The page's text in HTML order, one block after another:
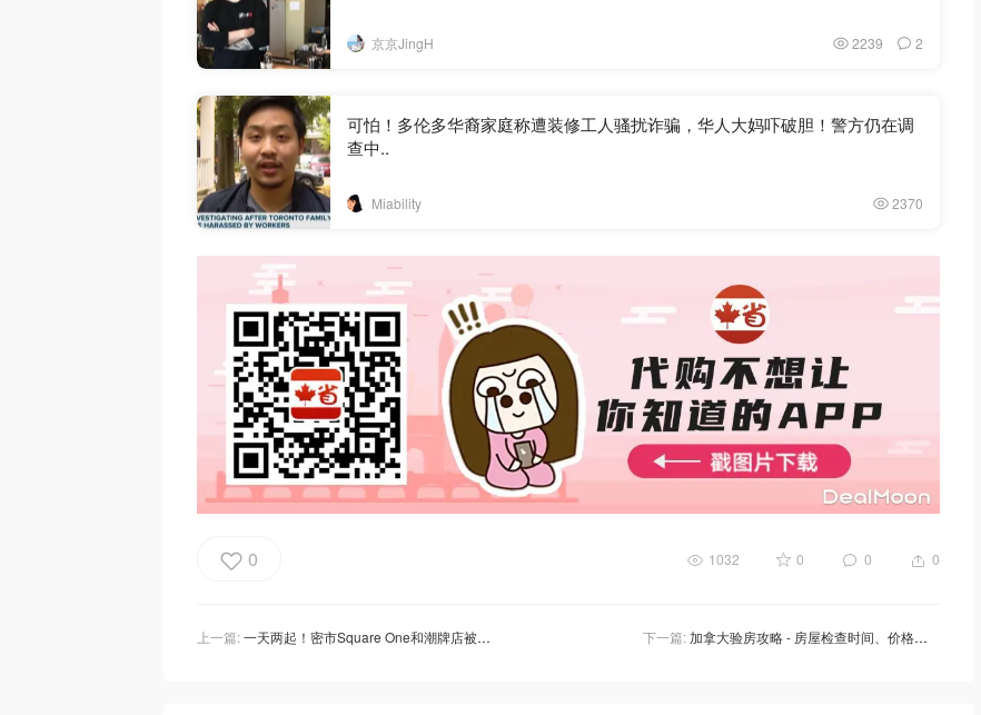
京京JingH 2239 2
可怕！多伦多华裔家庭称遭装修工人骚扰诈骗，华人大妈吓破胆！警方仍在调
查中..
Miability 2370
0 1032 0 0 0
上一篇:一天两起！密市Square One和潮牌店被“0元购”！疯狂抢东西，还用斧头砸碎店面！ 下一篇:加拿大验房攻略 - 房屋检查时间、价格和检验项目，附自助房屋检查清单